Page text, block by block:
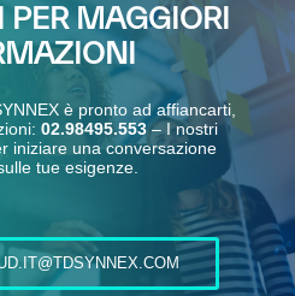
MAGGIORI
è pronto ad affiancarti,
02.98495.553– I nostri
iniziare una conversazione
tue esigenze.